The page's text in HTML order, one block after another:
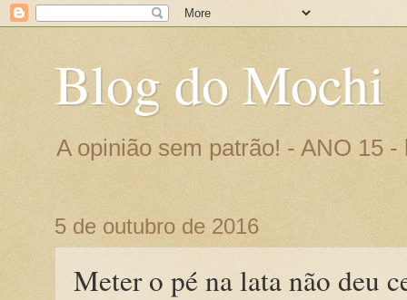
Blog do Mochi
A opinião sem patrão! - ANO 15
5 de outubro de 2016
Meter o pé na lata não deu